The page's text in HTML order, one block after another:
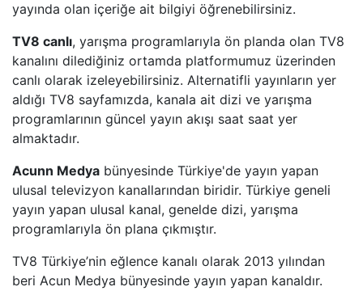
A HABER
TRT HABER
TELE1
CNN TüRK
ULUSAL KANAL
TJK TV
yayında olan içeriğe ait bilgiyi öğrenebilirsiniz.
TV8 canlı, yarışma programlarıyla ön planda olan TV8
kanalını dilediğiniz ortamda platformumuz üzerinden
canlı olarak izeleyebilirsiniz. Alternatifli yayınların yer
aldığı TV8 sayfamızda, kanala ait dizi ve yarışma
programlarının güncel yayın akışı saat saat yer
almaktadır.
Acunn Medya bünyesinde Türkiye'de yayın yapan
ulusal televizyon kanallarından biridir. Türkiye geneli
yayın yapan ulusal kanal, genelde dizi, yarışma
programlarıyla ön plana çıkmıştır.
TV8 Türkiye’nin eğlence kanalı olarak 2013 yılından
beri Acun Medya bünyesinde yayın yapan kanaldır.